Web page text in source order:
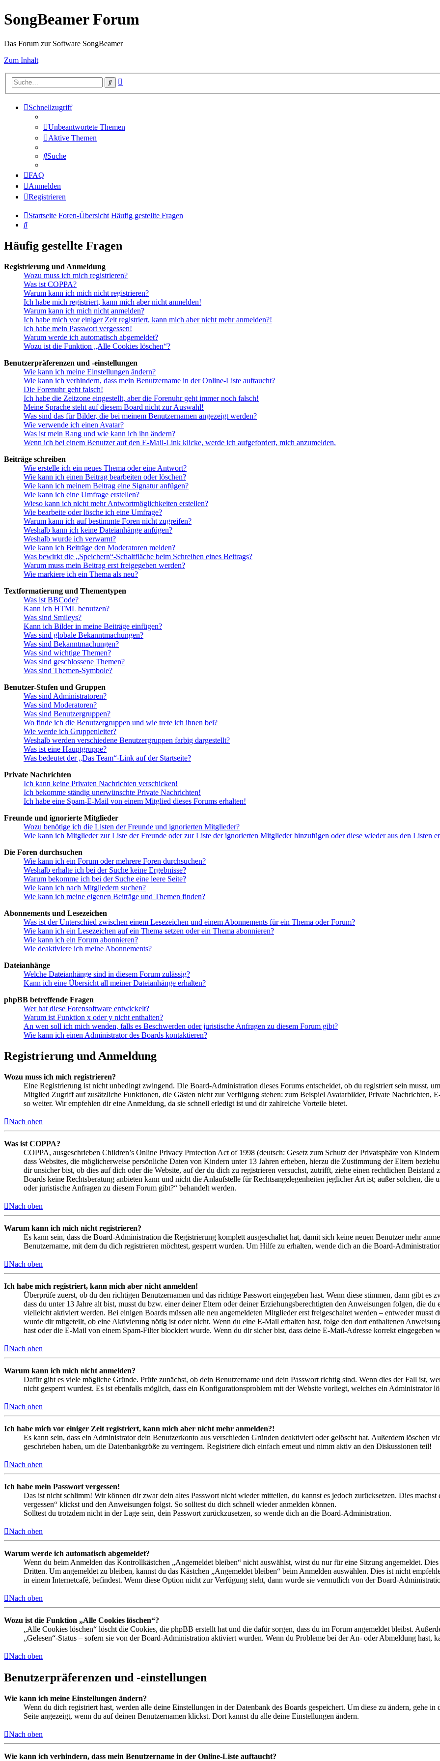
SongBeamer Forum
Das Forum zur Software SongBeamer
Zum Inhalt
Suche
Schnellzugriff
Unbeantwortete Themen
Aktive Themen
Suche
FAQ
Anmelden
Registrieren
Startseite Foren-Übersicht Häufig gestellte Fragen
Suche
Häufig gestellte Fragen
Registrierung und Anmeldung
Wozu muss ich mich registrieren?
Was ist COPPA?
Warum kann ich mich nicht registrieren?
Ich habe mich registriert, kann mich aber nicht anmelden!
Warum kann ich mich nicht anmelden?
Ich habe mich vor einiger Zeit registriert, kann mich aber nicht mehr anmelden?!
Ich habe mein Passwort vergessen!
Warum werde ich automatisch abgemeldet?
Wozu ist die Funktion „Alle Cookies löschen“?
Benutzerpräferenzen und -einstellungen
Wie kann ich meine Einstellungen ändern?
Wie kann ich verhindern, dass mein Benutzername in der Online-Liste auftaucht?
Die Forenuhr geht falsch!
Ich habe die Zeitzone eingestellt, aber die Forenuhr geht immer noch falsch!
Meine Sprache steht auf diesem Board nicht zur Auswahl!
Was sind das für Bilder, die bei meinem Benutzernamen angezeigt werden?
Wie verwende ich einen Avatar?
Was ist mein Rang und wie kann ich ihn ändern?
Wenn ich bei einem Benutzer auf den E-Mail-Link klicke, werde ich aufgefordert, mich anzumelden.
Beiträge schreiben
Wie erstelle ich ein neues Thema oder eine Antwort?
Wie kann ich einen Beitrag bearbeiten oder löschen?
Wie kann ich meinem Beitrag eine Signatur anfügen?
Wie kann ich eine Umfrage erstellen?
Wieso kann ich nicht mehr Antwortmöglichkeiten erstellen?
Wie bearbeite oder lösche ich eine Umfrage?
Warum kann ich auf bestimmte Foren nicht zugreifen?
Weshalb kann ich keine Dateianhänge anfügen?
Weshalb wurde ich verwarnt?
Wie kann ich Beiträge den Moderatoren melden?
Was bewirkt die „Speichern“-Schaltfläche beim Schreiben eines Beitrags?
Warum muss mein Beitrag erst freigegeben werden?
Wie markiere ich ein Thema als neu?
Textformatierung und Thementypen
Was ist BBCode?
Kann ich HTML benutzen?
Was sind Smileys?
Kann ich Bilder in meine Beiträge einfügen?
Was sind globale Bekanntmachungen?
Was sind Bekanntmachungen?
Was sind wichtige Themen?
Was sind geschlossene Themen?
Was sind Themen-Symbole?
Benutzer-Stufen und Gruppen
Was sind Administratoren?
Was sind Moderatoren?
Was sind Benutzergruppen?
Wo finde ich die Benutzergruppen und wie trete ich ihnen bei?
Wie werde ich Gruppenleiter?
Weshalb werden verschiedene Benutzergruppen farbig dargestellt?
Was ist eine Hauptgruppe?
Was bedeutet der „Das Team“-Link auf der Startseite?
Private Nachrichten
Ich kann keine Privaten Nachrichten verschicken!
Ich bekomme ständig unerwünschte Private Nachrichten!
Ich habe eine Spam-E-Mail von einem Mitglied dieses Forums erhalten!
Freunde und ignorierte Mitglieder
Wozu benötige ich die Listen der Freunde und ignorierten Mitglieder?
Wie kann ich Mitglieder zur Liste der Freunde oder zur Liste der ignorierten Mitglieder hinzufügen oder diese wieder aus den Listen
Die Foren durchsuchen
Wie kann ich ein Forum oder mehrere Foren durchsuchen?
Weshalb erhalte ich bei der Suche keine Ergebnisse?
Warum bekomme ich bei der Suche eine leere Seite?
Wie kann ich nach Mitgliedern suchen?
Wie kann ich meine eigenen Beiträge und Themen finden?
Abonnements und Lesezeichen
Was ist der Unterschied zwischen einem Lesezeichen und einem Abonnements für ein Thema oder Forum?
Wie kann ich ein Lesezeichen auf ein Thema setzen oder ein Thema abonnieren?
Wie kann ich ein Forum abonnieren?
Wie deaktiviere ich meine Abonnements?
Dateianhänge
Welche Dateianhänge sind in diesem Forum zulässig?
Kann ich eine Übersicht all meiner Dateianhänge erhalten?
phpBB betreffende Fragen
Wer hat diese Forensoftware entwickelt?
Warum ist Funktion x oder y nicht enthalten?
An wen soll ich mich wenden, falls es Beschwerden oder juristische Anfragen zu diesem Forum gibt?
Wie kann ich einen Administrator des Boards kontaktieren?
Registrierung und Anmeldung
Wozu muss ich mich registrieren?
Eine Registrierung ist nicht unbedingt zwingend. Die Board-Administration dieses Forums entscheidet, ob du registriert sein musst,
Mitglied Zugriff auf zusätzliche Funktionen, die Gästen nicht zur Verfügung stehen: zum Beispiel Avatarbilder, Private Nachrichten,
so weiter. Wir empfehlen dir eine Anmeldung, da sie schnell erledigt ist und dir zahlreiche Vorteile bietet.
Nach oben
Was ist COPPA?
COPPA, ausgeschrieben Children’s Online Privacy Protection Act of 1998 (deutsch: Gesetz zum Schutz der Privatsphäre von
dass Websites, die möglicherweise persönliche Daten von Kindern unter 13 Jahren erheben, hierzu die Zustimmung der Eltern
dir unsicher bist, ob dies auf dich oder die Website, auf der du dich zu registrieren versuchst, zutrifft, ziehe einen rechtlichen
Boards keine Rechtsberatung anbieten kann und nicht die Anlaufstelle für Rechtsangelegenheiten jeglicher Art ist; außer solchen,
oder juristische Anfragen zu diesem Forum gibt?“ behandelt werden.
Nach oben
Warum kann ich mich nicht registrieren?
Es kann sein, dass die Board-Administration die Registrierung komplett ausgeschaltet hat, damit sich keine neuen Benutzer mehr
Benutzername, mit dem du dich registrieren möchtest, gesperrt wurden. Um Hilfe zu erhalten, wende dich an die Board-
Nach oben
Ich habe mich registriert, kann mich aber nicht anmelden!
Überprüfe zuerst, ob du den richtigen Benutzernamen und das richtige Passwort eingegeben hast. Wenn diese stimmen, dann gibt es
dass du unter 13 Jahre alt bist, musst du bzw. einer deiner Eltern oder deiner Erziehungsberechtigten den Anweisungen folgen, die
vielleicht aktiviert werden. Bei einigen Boards müssen alle neu angemeldeten Mitglieder erst freigeschaltet werden – entweder musst
wurde dir mitgeteilt, ob eine Aktivierung nötig ist oder nicht. Wenn du eine E-Mail erhalten hast, folge den dort enthaltenen
hast oder die E-Mail von einem Spam-Filter blockiert wurde. Wenn du dir sicher bist, dass deine E-Mail-Adresse korrekt eingegeben
Nach oben
Warum kann ich mich nicht anmelden?
Dafür gibt es viele mögliche Gründe. Prüfe zunächst, ob dein Benutzername und dein Passwort richtig sind. Wenn dies der Fall ist,
nicht gesperrt wurdest. Es ist ebenfalls möglich, dass ein Konfigurationsproblem mit der Website vorliegt, welches ein Administrator
Nach oben
Ich habe mich vor einiger Zeit registriert, kann mich aber nicht mehr anmelden?!
Es kann sein, dass ein Administrator dein Benutzerkonto aus verschieden Gründen deaktiviert oder gelöscht hat. Außerdem löschen
geschrieben haben, um die Datenbankgröße zu verringern. Registriere dich einfach erneut und nimm aktiv an den Diskussionen teil!
Nach oben
Ich habe mein Passwort vergessen!
Das ist nicht schlimm! Wir können dir zwar dein altes Passwort nicht wieder mitteilen, du kannst es jedoch zurücksetzen. Dies
vergessen“ klickst und den Anweisungen folgst. So solltest du dich schnell wieder anmelden können.
Solltest du trotzdem nicht in der Lage sein, dein Passwort zurückzusetzen, so wende dich an die Board-Administration.
Nach oben
Warum werde ich automatisch abgemeldet?
Wenn du beim Anmelden das Kontrollkästchen „Angemeldet bleiben“ nicht auswählst, wirst du nur für eine Sitzung angemeldet.
Dritten. Um angemeldet zu bleiben, kannst du das Kästchen „Angemeldet bleiben“ beim Anmelden auswählen. Dies ist nicht
in einem Internetcafé, befindest. Wenn diese Option nicht zur Verfügung steht, dann wurde sie vermutlich von der Board-
Nach oben
Wozu ist die Funktion „Alle Cookies löschen“?
„Alle Cookies löschen“ löscht die Cookies, die phpBB erstellt hat und die dafür sorgen, dass du im Forum angemeldet bleibst.
„Gelesen“-Status – sofern sie von der Board-Administration aktiviert wurden. Wenn du Probleme bei der An- oder Abmeldung hast,
Nach oben
Benutzerpräferenzen und -einstellungen
Wie kann ich meine Einstellungen ändern?
Wenn du dich registriert hast, werden alle deine Einstellungen in der Datenbank des Boards gespeichert. Um diese zu ändern, gehe
Seite angezeigt, wenn du auf deinen Benutzernamen klickst. Dort kannst du alle deine Einstellungen ändern.
Nach oben
Wie kann ich verhindern, dass mein Benutzername in der Online-Liste auftaucht?